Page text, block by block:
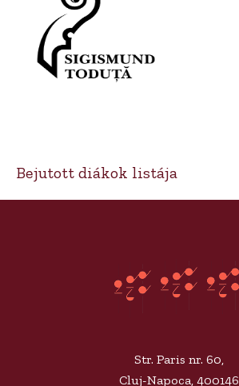
Bejutott diákok listája
Str. Paris nr. 60,
Cluj-Napoca, 400146